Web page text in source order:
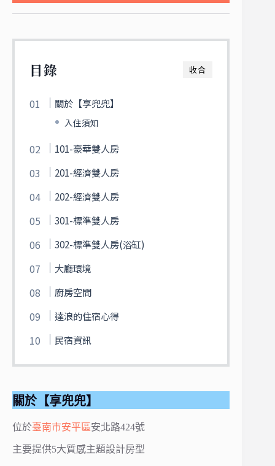
收合
目錄
關於【享兜兜】
入住須知
101-豪華雙人房
201-經濟雙人房
202-經濟雙人房
301-標準雙人房
302-標準雙人房(浴缸)
大廳環境
廚房空間
達浪的住宿心得
民宿資訊
關於【享兜兜】
位於臺南市安平區安北路424號
主要提供5大質感主題設計房型